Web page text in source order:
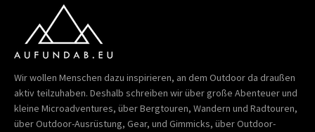
Wir wollen Menschen dazu inspirieren, an dem Outdoor da draußen
aktiv teilzuhaben. Deshalb schreiben wir über große Abenteuer und
kleine Microadventures, über Bergtouren, Wandern und Radtouren,
über Outdoor-Ausrüstung, Gear, und Gimmicks, über Outdoor-